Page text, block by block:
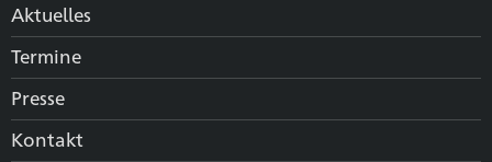
Aktuelles
Termine
Presse
Kontakt